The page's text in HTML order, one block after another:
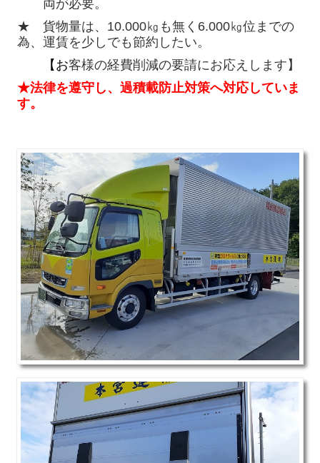
両が必要。
★ 貨物量は、10.000㎏も無く6.000㎏位までの
為、運賃を少しでも節約したい。
【 お客様の経費削減の要請にお応えします】
★法律を遵守し、過積載防止対策へ対応していま
す。